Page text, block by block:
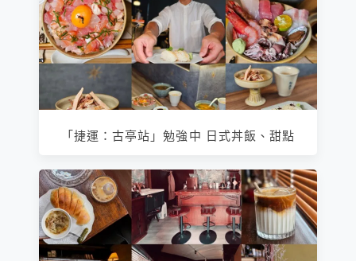
「捷運：古亭站」勉強中 日式丼飯、甜點